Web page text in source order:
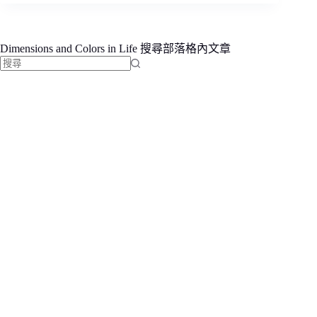
Dimensions and Colors in Life 搜尋部落格內文章